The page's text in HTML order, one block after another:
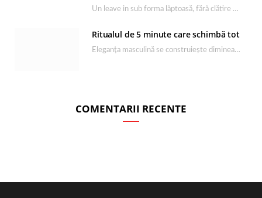
Un leave in sub forma lăptoasă, fără clătire care completează rutina Ultimate Smooth și transformă…
Ritualul de 5 minute care schimbă tot
Eleganța masculină se construiește dimineața, în câteva minute și cu produsele potrivite. O rutină de…
COMENTARII RECENTE